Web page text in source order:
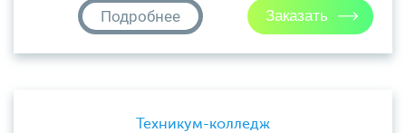
Подробнее
Техникум-колледж